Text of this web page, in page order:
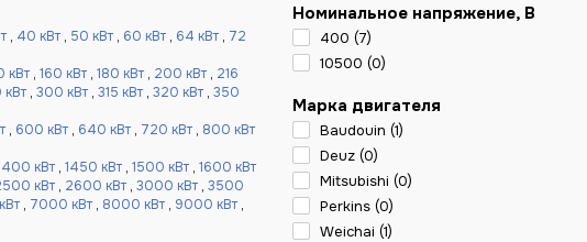
, 40 кВт , 50 кВт , 60 кВт , 64 кВт , 72
кВт , 160 кВт , 180 кВт , 200 кВт , 216
кВт , 300 кВт , 315 кВт , 320 кВт , 350
, 600 кВт , 640 кВт , 720 кВт , 800 кВт
кВт , 1450 кВт , 1500 кВт , 1600 кВт
кВт , 2600 кВт , 3000 кВт , 3500
, 7000 кВт , 8000 кВт , 9000 кВт ,
Номинальное напряжение, В
400 (7)
10500 (0)
Марка двигателя
Baudouin (1)
Deuz (0)
Mitsubishi (0)
Perkins (0)
Weichai (1)